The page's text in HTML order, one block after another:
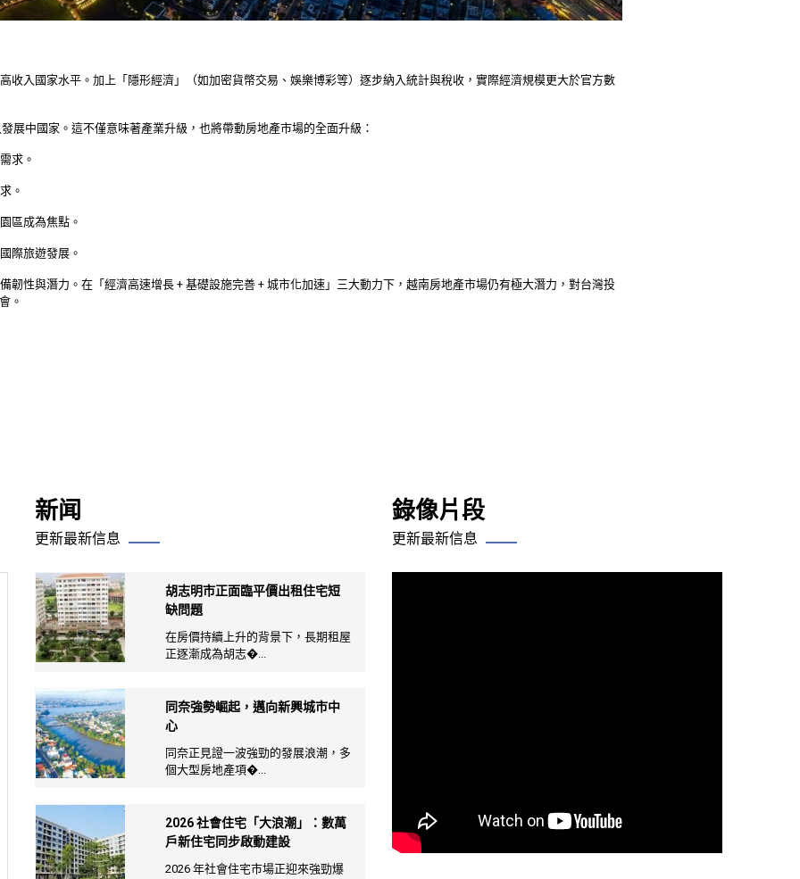
收入國家水平。加上「隱形經濟」（如加密貨幣交易、娛樂博彩等）逐步納入統計與稅收，實際經濟規模更大於官方數
展中國家。這不僅意味著產業升級，也將帶動房地產市場的全面升級：
求。
。
區成為焦點。
際旅遊發展。
韌性與潛力。在「經濟高速增長 + 基礎設施完善 + 城市化加速」三大動力下，越南房地產市場仍有極大潛力，對台灣投
。
新闻
更新最新信息
胡志明市正面臨平價出租住宅短
缺問題
在房價持續上升的背景下，長期租屋
正逐漸成為胡志�...
同奈強勢崛起，邁向新興城市中
心
同奈正見證一波強勁的發展浪潮，多
個大型房地產項�...
2026 社會住宅「大浪潮」：數萬
戶新住宅同步啟動建設
2026 年社會住宅市場正迎來強勁爆
錄像片段
更新最新信息